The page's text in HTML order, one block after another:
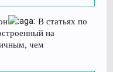
В статьях по
на
чем